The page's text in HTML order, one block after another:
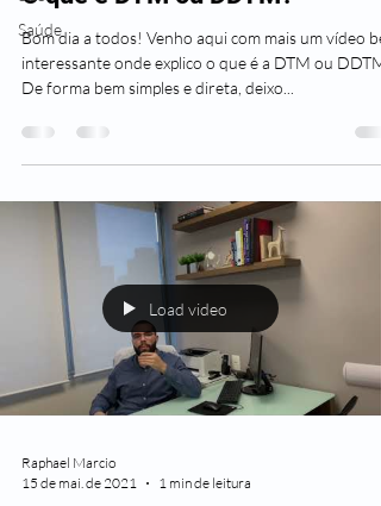
Saúde
Bom dia a todos! Venho aqui com mais um vídeo
interessante onde explico o que é a DTM ou DDTM.
De forma bem simples e direta, deixo...
Load video
Raphael Marcio
15 de mai. de 2021
1 min de leitura